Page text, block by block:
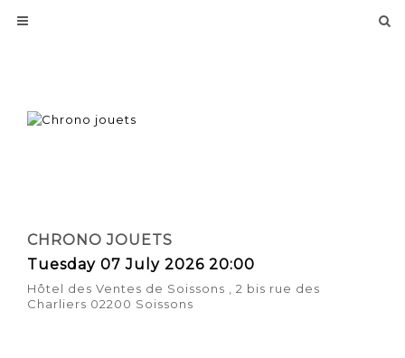
CHRONO JOUETS
Tuesday 07 July 2026 20:00
Hôtel des Ventes de Soissons , 2 bis rue des
Charliers 02200 Soissons